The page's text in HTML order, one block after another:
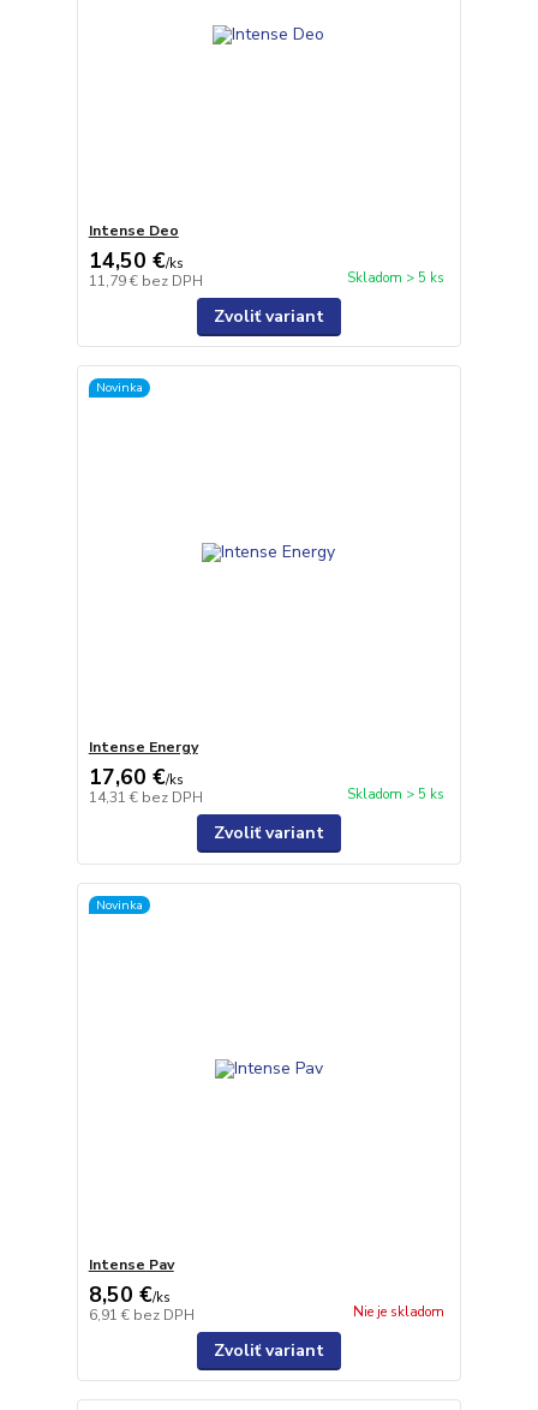
Intense Deo
14,50 €/ks
11,79 € bez DPH Skladom > 5 ks
Zvoliť variant
Novinka
Intense Energy
17,60 €/ks
14,31 € bez DPH Skladom > 5 ks
Zvoliť variant
Novinka
Intense Pav
8,50 €/ks
6,91 € bez DPH Nie je skladom
Zvoliť variant